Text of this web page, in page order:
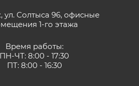
ул. Солтыса 96, офисные
1-го этажа
Время работы:
ПН-ЧТ: 8:00 - 17:30
ПТ: 8:00 - 16:30